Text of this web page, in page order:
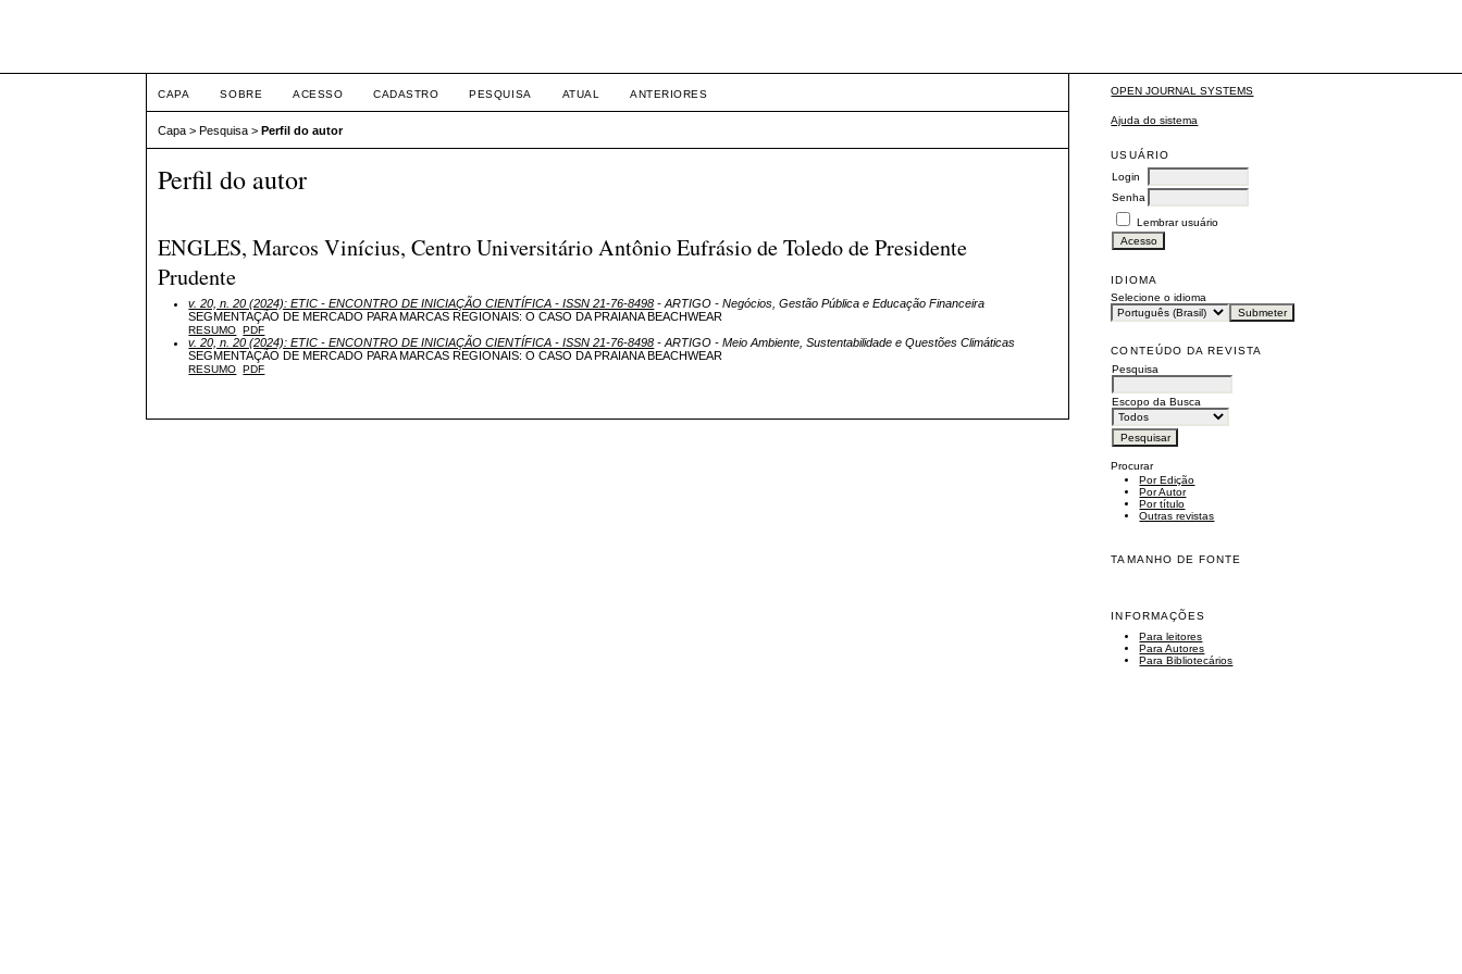
OPEN JOURNAL SYSTEMS
Ajuda do sistema
USUÁRIO
Login
Senha
Lembrar usuário
IDIOMA
Selecione o idioma
CONTEÚDO DA REVISTA
Pesquisa
Escopo da Busca
Procurar
Por Edição
Por Autor
Por título
Outras revistas
TAMANHO DE FONTE
INFORMAÇÕES
Para leitores
Para Autores
Para Bibliotecários
CAPA SOBRE ACESSO CADASTRO PESQUISA ATUAL ANTERIORES
Capa >Pesquisa >Perfil do autor
Perfil do autor
ENGLES, Marcos Vinícius, Centro Universitário Antônio Eufrásio de Toledo de Presidente
Prudente
v. 20, n. 20 (2024): ETIC - ENCONTRO DE INICIAÇÃO CIENTÍFICA - ISSN 21-76-8498 - ARTIGO - Negócios, Gestão Pública e Educação Financeira
SEGMENTAÇÃO DE MERCADO PARA MARCAS REGIONAIS: O CASO DA PRAIANA BEACHWEAR
RESUMO PDF
v. 20, n. 20 (2024): ETIC - ENCONTRO DE INICIAÇÃO CIENTÍFICA - ISSN 21-76-8498 - ARTIGO - Meio Ambiente, Sustentabilidade e Questões Climáticas
SEGMENTAÇÃO DE MERCADO PARA MARCAS REGIONAIS: O CASO DA PRAIANA BEACHWEAR
RESUMO PDF